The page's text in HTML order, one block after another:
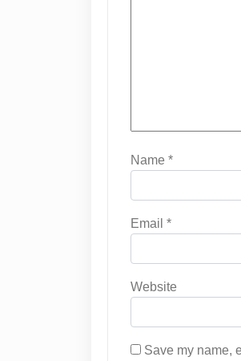
Name *
Email *
Website
Save my name,